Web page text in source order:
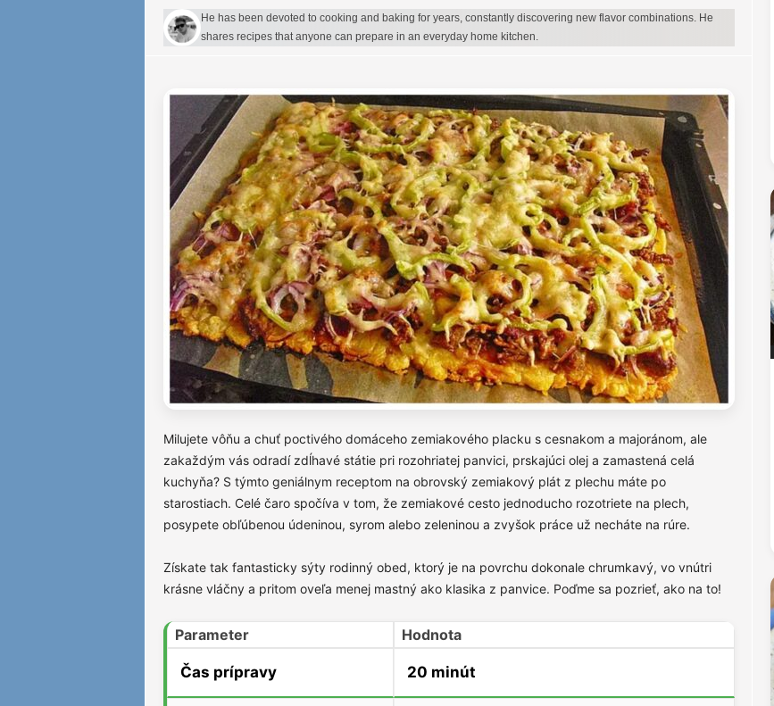
He has been devoted to cooking and baking for years, constantly discovering new flavor combinations. He
shares recipes that anyone can prepare in an everyday home kitchen.
Milujete vôňu a chuť poctivého domáceho zemiakového placku s cesnakom a majoránom, ale
zakaždým vás odradí zdĺhavé státie pri rozohriatej panvici, prskajúci olej a zamastená celá
kuchyňa? S týmto geniálnym receptom na obrovský zemiakový plát z plechu máte po
starostiach. Celé čaro spočíva v tom, že zemiakové cesto jednoducho rozotriete na plech,
posypete obľúbenou údeninou, syrom alebo zeleninou a zvyšok práce už necháte na rúre.
Získate tak fantasticky sýty rodinný obed, ktorý je na povrchu dokonale chrumkavý, vo vnútri
krásne vláčny a pritom oveľa menej mastný ako klasika z panvice. Poďme sa pozrieť, ako na to!
Parameter Hodnota
Čas prípravy 20 minút